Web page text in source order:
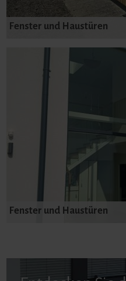
Fenster und Haustüren
Fenster und Haustüren